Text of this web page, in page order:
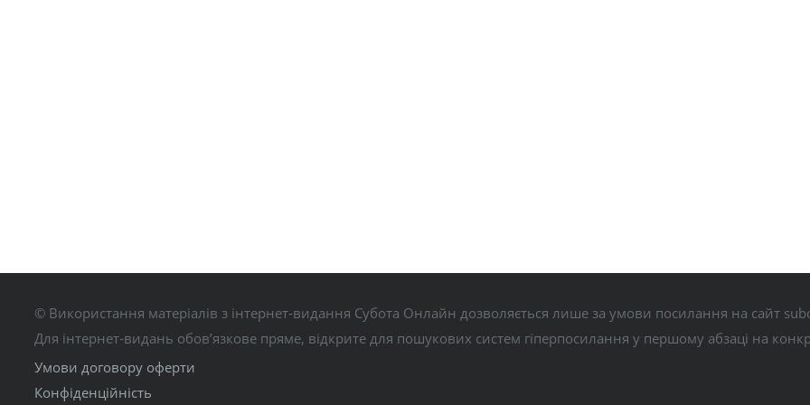
© Використання матеріалів з інтернет-видання Субота Онлайн дозволяється лише за умови посилання на сайт
Для інтернет-видань обов’язкове пряме, відкрите для пошукових систем гіперпосилання у першому абзаці на
Умови договору оферти
Конфіденційність